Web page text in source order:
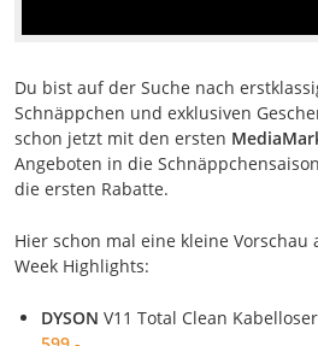
Du bist auf der Suche nach
Schnäppchen und exklusiven
schon jetzt mit den ersten
Angeboten in die
die ersten Rabatte.
Hier schon mal eine kleine
Week Highlights:
DYSON V11 Total Clean